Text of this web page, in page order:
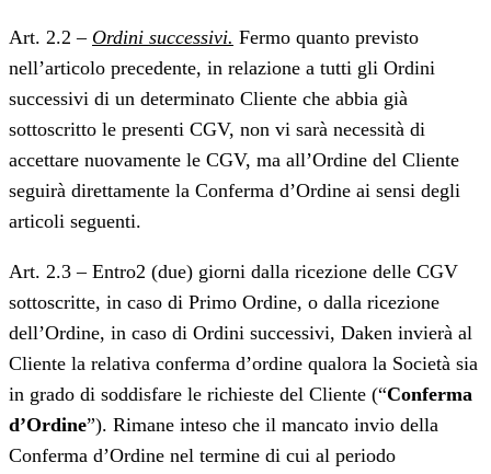
Art. 2.2 – Ordini successivi. Fermo quanto previsto
nell’articolo precedente, in relazione a tutti gli Ordini
successivi di un determinato Cliente che abbia già
sottoscritto le presenti CGV, non vi sarà necessità di
accettare nuovamente le CGV, ma all’Ordine del Cliente
seguirà direttamente la Conferma d’Ordine ai sensi degli
articoli seguenti.
Art. 2.3 – Entro2 (due) giorni dalla ricezione delle CGV
sottoscritte, in caso di Primo Ordine, o dalla ricezione
dell’Ordine, in caso di Ordini successivi, Daken invierà al
Cliente la relativa conferma d’ordine qualora la Società sia
in grado di soddisfare le richieste del Cliente (“Conferma
d’Ordine”). Rimane inteso che il mancato invio della
Conferma d’Ordine nel termine di cui al periodo